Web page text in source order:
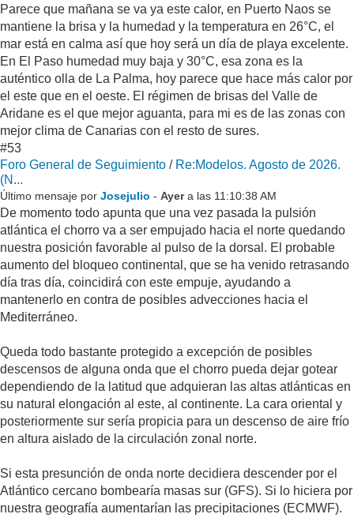
Parece que mañana se va ya este calor, en Puerto Naos se
mantiene la brisa y la humedad y la temperatura en 26°C, el
mar está en calma así que hoy será un día de playa excelente.
En El Paso humedad muy baja y 30°C, esa zona es la
auténtico olla de La Palma, hoy parece que hace más calor por
el este que en el oeste. El régimen de brisas del Valle de
Aridane es el que mejor aguanta, para mi es de las zonas con
mejor clima de Canarias con el resto de sures.
#53
Foro General de Seguimiento / Re:Modelos. Agosto de 2026.
(N...
Último mensaje por Josejulio - Ayera las 11:10:38 AM
De momento todo apunta que una vez pasada la pulsión
atlántica el chorro va a ser empujado hacia el norte quedando
nuestra posición favorable al pulso de la dorsal. El probable
aumento del bloqueo continental, que se ha venido retrasando
día tras día, coincidirá con este empuje, ayudando a
mantenerlo en contra de posibles advecciones hacia el
Mediterráneo.
Queda todo bastante protegido a excepción de posibles
descensos de alguna onda que el chorro pueda dejar gotear
dependiendo de la latitud que adquieran las altas atlánticas en
su natural elongación al este, al continente. La cara oriental y
posteriormente sur sería propicia para un descenso de aire frío
en altura aislado de la circulación zonal norte.
Si esta presunción de onda norte decidiera descender por el
Atlántico cercano bombearía masas sur (GFS). Si lo hiciera por
nuestra geografía aumentarían las precipitaciones (ECMWF).